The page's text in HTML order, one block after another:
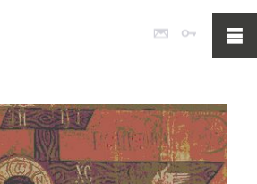
Poczta